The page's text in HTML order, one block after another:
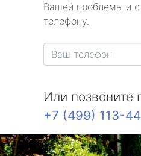
Вашей проблемы и
телефону.
Или позвоните
+7 (499) 113-